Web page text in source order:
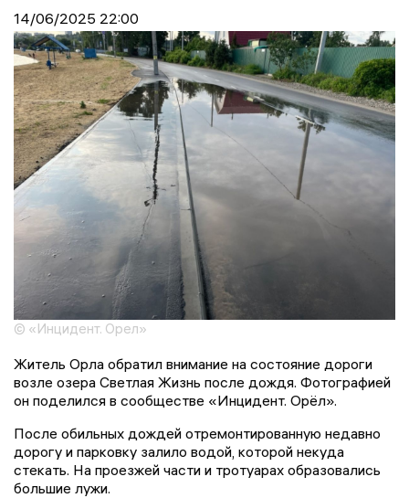
14/06/2025 22:00
© «Инцидент. Орел»
Житель Орла обратил внимание на состояние дороги
возле озера Светлая Жизнь после дождя. Фотографией
он поделился в сообществе «Инцидент. Орёл».
После обильных дождей отремонтированную недавно
дорогу и парковку залило водой, которой некуда
стекать. На проезжей части и тротуарах образовались
большие лужи.